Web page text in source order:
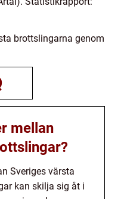
brottslingarna genom
mellan
Sveriges värsta
kan skilja sig åt i